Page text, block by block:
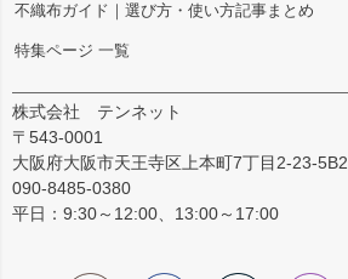
不織布ガイド｜選び方・使い方記事まとめ
特集ページ 一覧
株式会社 テンネット
〒543-0001
大阪府大阪市天王寺区上本町7丁目2-23-5B2
090-8485-0380
平日：9:30～12:00、13:00～17:00